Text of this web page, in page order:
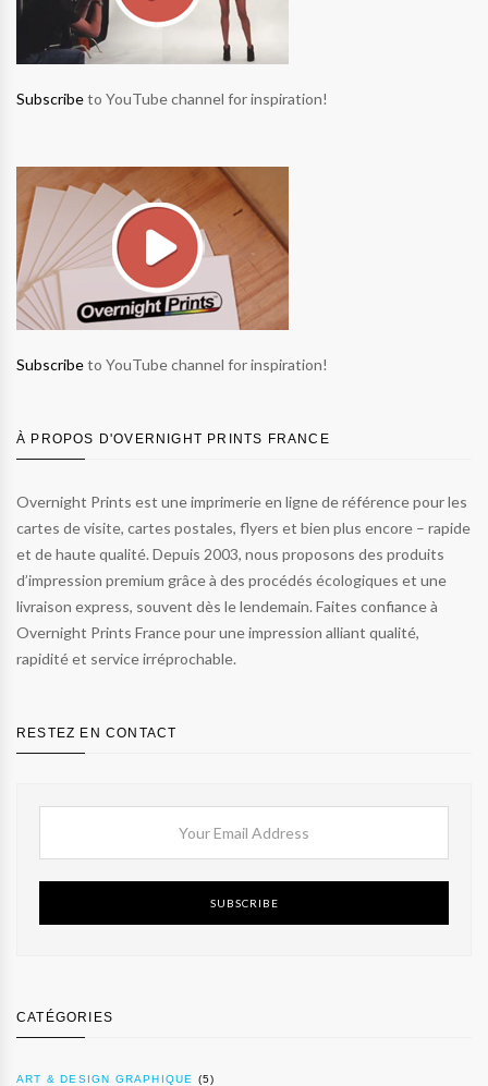
Subscribeto YouTube channel for inspiration!
Subscribeto YouTube channel for inspiration!
À PROPOS D'OVERNIGHT PRINTS FRANCE
Overnight Prints est une imprimerie en ligne de référence pour les
cartes de visite, cartes postales, flyers et bien plus encore – rapide
et de haute qualité. Depuis 2003, nous proposons des produits
d’impression premium grâce à des procédés écologiques et une
livraison express, souvent dès le lendemain. Faites confiance à
Overnight Prints France pour une impression alliant qualité,
rapidité et service irréprochable.
RESTEZ EN CONTACT
SUBSCRIBE
CATÉGORIES
ART & DESIGN GRAPHIQUE (5)